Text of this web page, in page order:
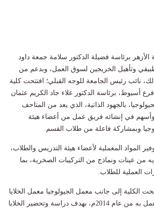
برئاسة فضيلة الدكتور سلامة جمعة داود
وتأهيل الخريجين لسوق العمل، وبدعم من
نائب رئيس الجامعة للوجه القبلي؛ افتتحت كلية
فرع أسيوط، برئاسة الدكتور علاء جاد الكريم عثمان
بالجهود الذاتية، الذي يعد من المتاحف
وأسهم في إنشائه فريق عمل من أعضاء هيئة
وبمشاركة فاعلة من طلاب القسم.
المواد المعملية لأعضاء هيئة التدريس والطلاب،
من عينات ونماذج من التركيبات الصخرية، بما
العملية للطلاب.
الكلية إلى جانب معمل الجيولوجيا معمل الخلايا
الشمسية، الذي بدأ العمل به من عام 2014م، بهدف دراسة وتحضير الخلايا